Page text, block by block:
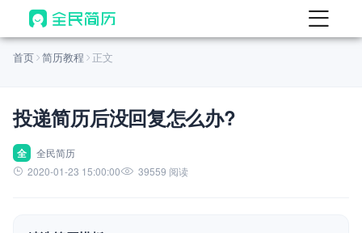
首页
AI 生成简历
AI 优化简历
AI 翻译简历
首页 简历教程 正文
投递简历后没回复怎么办?
全
全民简历
2020-01-23 15:00:00
39559 阅读